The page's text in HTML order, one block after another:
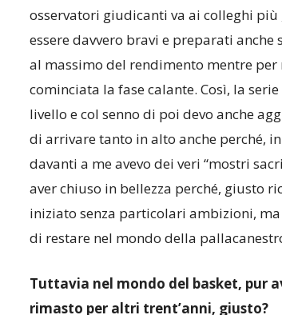
osservatori giudicanti va ai colleghi
essere davvero bravi e preparati
al massimo del rendimento mentre
cominciata la fase calante. Così, la
livello e col senno di poi devo anche
di arrivare tanto in alto anche perché,
davanti a me avevo dei veri “mostri
aver chiuso in bellezza perché, giusto
iniziato senza particolari ambizioni,
di restare nel mondo della
Tuttavia nel mondo del basket, pur
rimasto per altri trent’anni, giusto?